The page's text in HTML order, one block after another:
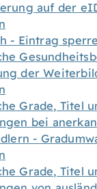
auf der
- Eintrag
der
Grade, Titel
bei
-
Grade, Titel